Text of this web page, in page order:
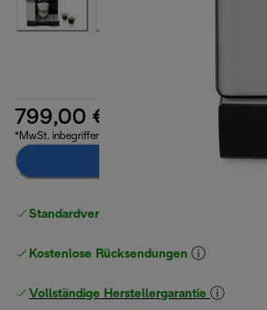
799,00 €
*MwSt. inbegriffen
Benachrichtigen
Standardversand kostenlos
Kostenlose Rücksendungen
Vollständige Herstellergarantie